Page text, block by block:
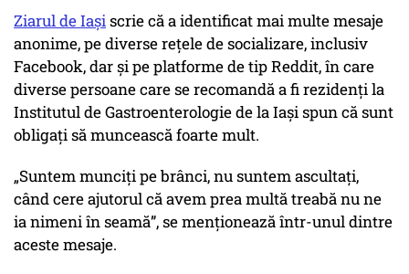
Ziarul de Iașiscrie că a identificat mai multe mesaje
anonime, pe diverse rețele de socializare, inclusiv
Facebook, dar și pe platforme de tip Reddit, în care
diverse persoane care se recomandă a fi rezidenți la
Institutul de Gastroenterologie de la Iași spun că sunt
obligați să muncească foarte mult.
„Suntem munciți pe brânci, nu suntem ascultați,
când cere ajutorul că avem prea multă treabă nu ne
ia nimeni în seamă”, se menționează într-unul dintre
aceste mesaje.